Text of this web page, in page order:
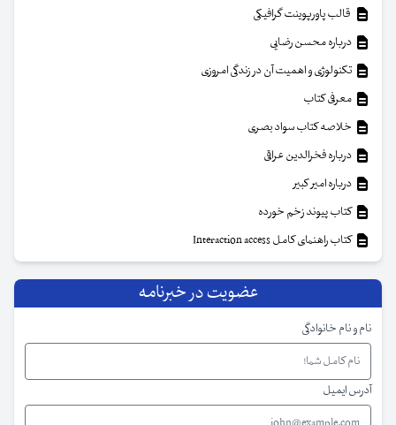
قالب پاورپوینت گرافیکی
درباره محسن رضایی
تکنولوژی و اهمیت آن در زندگی امروزی
معرفی کتاب
خلاصه کتاب سواد بصری
درباره فخرالدین عراقی
درباره امیر کبیر
کتاب پیوند زخم خورده
کتاب راهنمای کامل Interaction access
عضویت در خبرنامه
نام و نام خانوادگی
آدرس ایمیل